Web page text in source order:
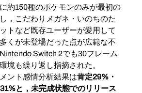
約150種のポケモンのみが最初の
，こだわりメガネ・いのちのた
トなど既存ユーザーが愛用して
くが未登場だった点が広範な不
Switch 2でも30フレーム
境も繰り返し指摘された。
ント感情分析結果は肯定29%・
と，未完成状態でのリリース